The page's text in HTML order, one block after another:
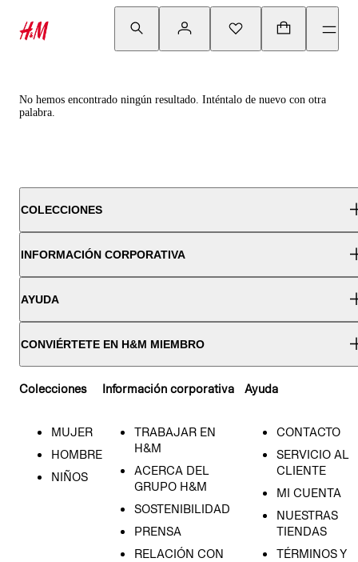
No hemos encontrado ningún resultado. Inténtalo de nuevo con otra
palabra.
COLECCIONES
INFORMACIÓN CORPORATIVA
AYUDA
CONVIÉRTETE EN H&M MIEMBRO
Colecciones
MUJER
HOMBRE
NIÑOS
Información corporativa
TRABAJAR EN
H&M
ACERCA DEL
GRUPO H&M
SOSTENIBILIDAD
PRENSA
RELACIÓN CON
Ayuda
CONTACTO
SERVICIO AL
CLIENTE
MI CUENTA
NUESTRAS
TIENDAS
TÉRMINOS Y